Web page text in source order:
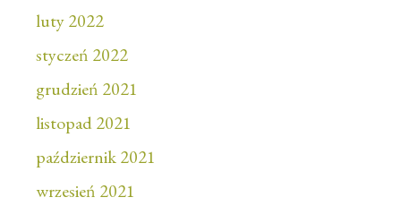
luty 2022
styczeń 2022
grudzień 2021
listopad 2021
październik 2021
wrzesień 2021